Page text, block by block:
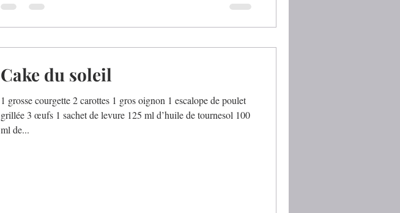
Cake du soleil
1 grosse courgette 2 carottes 1 gros oignon 1 escalope de poulet
grillée 3 œufs 1 sachet de levure 125 ml d’huile de tournesol 100
ml de...